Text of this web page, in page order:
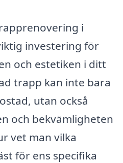
i
investering för
och estetiken i ditt
trapp kan inte bara
utan också
och bekvämligheten
vet man vilka
för ens specifika